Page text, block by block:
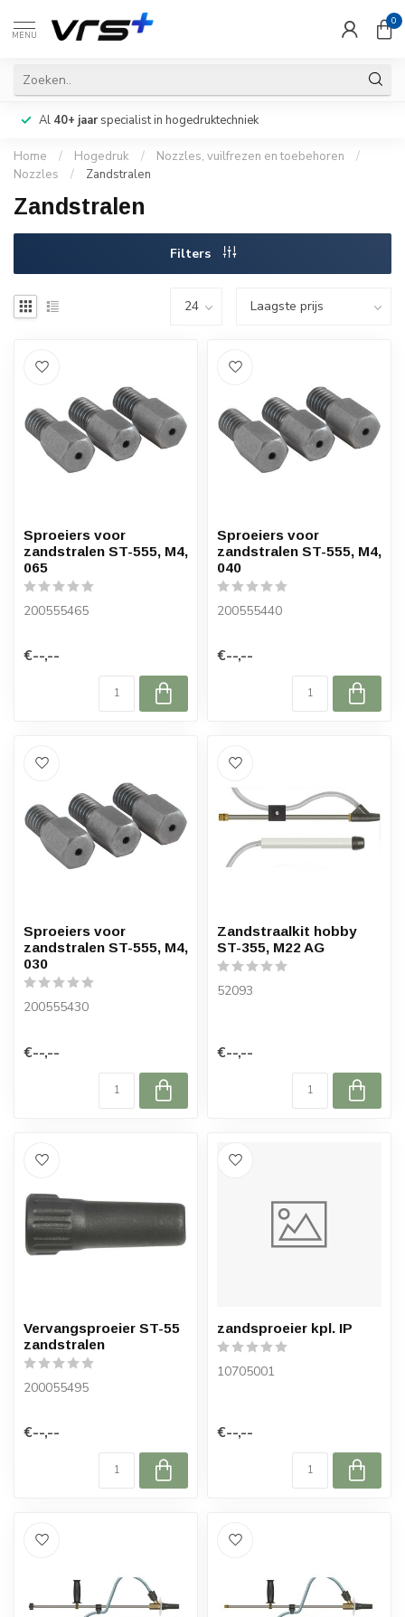
MENU
0
Al 40+ jaarspecialist in hogedruktechniek
Home / Hogedruk / Nozzles, vuilfrezen en toebehoren
/
Nozzles
/ Zandstralen
Zandstralen
Filters
Sproeiers voor
zandstralen ST-555, M4,
065
200555465
€--,--
Sproeiers voor
zandstralen ST-555, M4,
040
200555440
€--,--
Sproeiers voor
zandstralen ST-555, M4,
030
200555430
€--,--
Zandstraalkit hobby
ST-355, M22 AG
52093
€--,--
Vervangsproeier ST-55
zandstralen
200055495
€--,--
zandsproeier kpl. IP
10705001
€--,--